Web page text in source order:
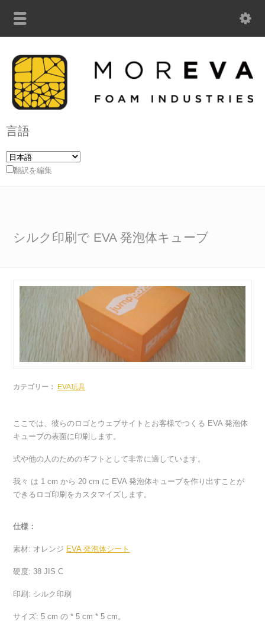
言語
翻訳を編集
シルク印刷で EVA 発泡体キューブ
カテゴリー： EVA玩具
ここでは、彼らのロゴとウェブサイトとお客様でつくる EVA 発泡体
キューブの表面に印刷します。
式や他の人のためのギフトとして非常に適しています。
我々 は 1 cm から 20 cm に EVA 発泡体キューブを作り出すことが
できるロゴ印刷をカスタマイズします。
仕様：
素材: オレンジ EVA 発泡体シート
硬度: 38 JIS C
印刷: シルク印刷
サイズ: 5 cm の * 5 cm * 5 cm。